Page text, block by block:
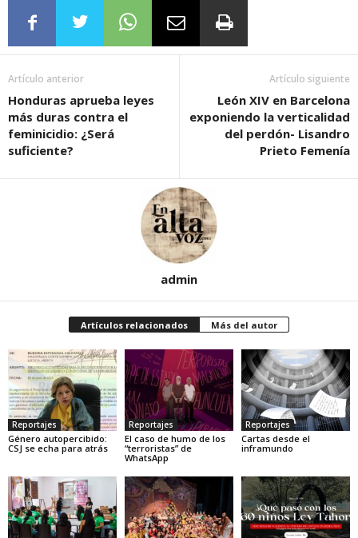
Artículo anterior
Honduras aprueba leyes
más duras contra el
feminicidio: ¿Será
suficiente?
Artículo siguiente
León XIV en Barcelona
exponiendo la verticalidad
del perdón- Lisandro
Prieto Femenía
admin
Artículos relacionados Más del autor
Reportajes
Género autopercibido:
CSJ se echa para atrás
Reportajes
El caso de humo de los
“terroristas” de
WhatsApp
Reportajes
Cartas desde el
inframundo